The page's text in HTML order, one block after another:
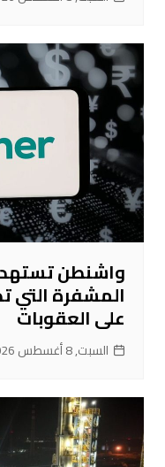
واشنطن
المشفرة التي
على العقوبات
السبت, 8 أغسطس 2026, 0:54